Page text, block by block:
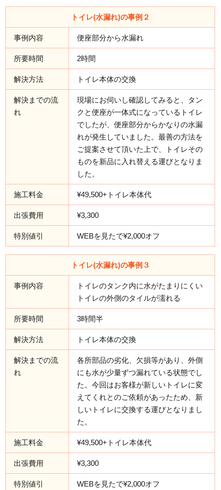
トイレ(水漏れ)の事例２
事例内容 便座部分から水漏れ
所要時間 2時間
解決方法 トイレ本体の交換
解決までの流
れ
現場にお伺いし確認してみると、タン
クと便座が一体式になっているトイレ
でしたが、便座部分からかなりの水漏
れが発生していました。最善の方法を
ご提案させて頂いた上で、トイレその
ものを新品に入れ替える運びとなりま
した。
施工料金 ¥49,500+トイレ本体代
出張費用 ¥3,300
特別値引 WEBを見たで¥2,000オフ
トイレ(水漏れ)の事例３
事例内容
トイレのタンク内に水がたまりにくい
トイレの外側のタイルが濡れる
所要時間 3時間半
解決方法 トイレ本体の交換
解決までの流
れ
各所部品の劣化、欠損等があり、外側
にも水が少量ずつ漏れている状態でし
た。今回はお客様が新しいトイレに変
えてくれとのご依頼があったため、新
しいトイレに交換する運びとなりまし
た。
施工料金 ¥49,500+トイレ本体代
出張費用 ¥3,300
特別値引 WEBを見たで¥2,000オフ